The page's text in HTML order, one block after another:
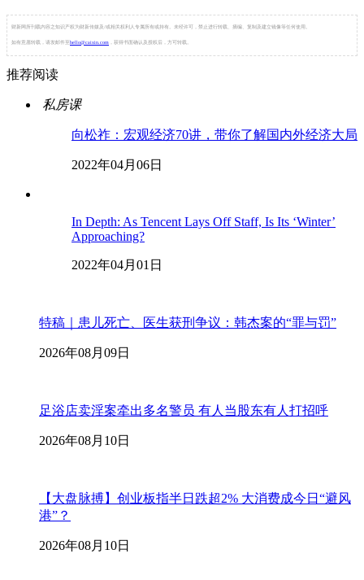
财新网所刊载内容之知识产权为财新传媒及/或相关权利人专属所有或持有。未经许可，禁止进行转载、摘编、复制及建立镜像等任何使用。
如有意愿转载，请发邮件至 hello@caixin.com ，获得书面确认及授权后，方可转载。
推荐阅读
私房课
向松祚：宏观经济70讲，带你了解国内外经济大局
2022年04月06日
In Depth: As Tencent Lays Off Staff, Is Its ‘Winter’
Approaching?
2022年04月01日
特稿｜患儿死亡、医生获刑争议：韩杰案的“罪与罚”
2026年08月09日
足浴店卖淫案牵出多名警员 有人当股东有人打招呼
2026年08月10日
【大盘脉搏】创业板指半日跌超2% 大消费成今日“避风
港”？
2026年08月10日